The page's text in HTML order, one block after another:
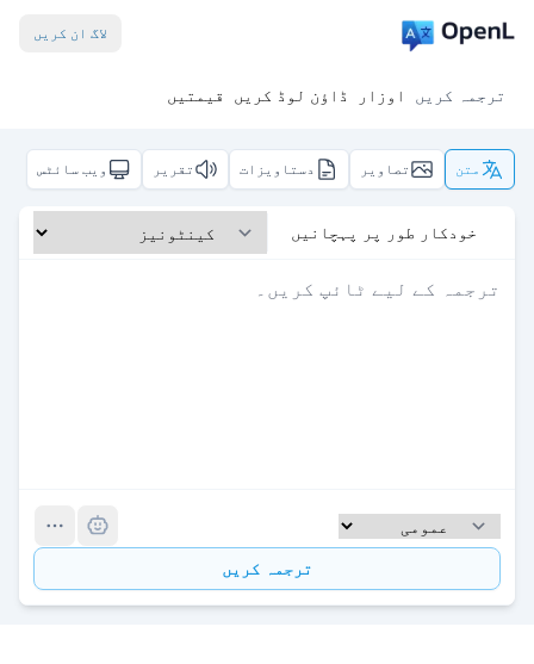
لاگ ان کریں
ترجمہ کریں اوزار ڈاؤن لوڈ کریں قیمتیں
متن تصاویر دستاویزات تقریر ویب سائٹس
خودکار طور پر پہچانیں
ترجمہ کریں